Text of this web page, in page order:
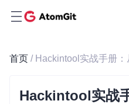
首页
Hackintool实战